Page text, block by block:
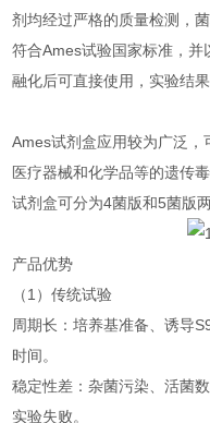
剂均经过严格的质量检测，
符合Ames试验国家标准，并
融化后可直接使用，实验结
Ames试剂盒应用较为广泛，
医疗器械和化学品等的遗传
试剂盒可分为4菌版和5菌版两
产品优势
（1）传统试验
周期长：培养基准备、诱导
时间。
稳定性差：杂菌污染、活菌
实验失败。